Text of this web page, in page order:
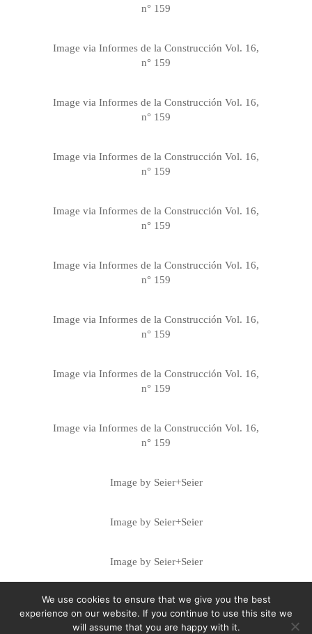
n° 159
Image via Informes de la Construcción Vol. 16,
n° 159
Image via Informes de la Construcción Vol. 16,
n° 159
Image via Informes de la Construcción Vol. 16,
n° 159
Image via Informes de la Construcción Vol. 16,
n° 159
Image via Informes de la Construcción Vol. 16,
n° 159
Image via Informes de la Construcción Vol. 16,
n° 159
Image via Informes de la Construcción Vol. 16,
n° 159
Image via Informes de la Construcción Vol. 16,
n° 159
Image by Seier+Seier
Image by Seier+Seier
Image by Seier+Seier
Image by Daves Rosell
We use cookies to ensure that we give you the best
experience on our website. If you continue to use this site we
will assume that you are happy with it.